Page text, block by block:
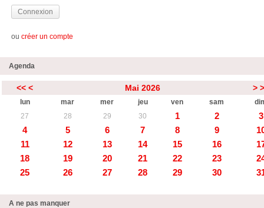
ou créer un compte
Agenda
<< < Mai 2026 >
lun mar mer jeu ven sam
27
28 29 30 1 2
3
4
5 6 7 8 9
11
12 13 14 15 16
18
19 20 21 22 23
25
26 27 28 29 30
A ne pas manquer